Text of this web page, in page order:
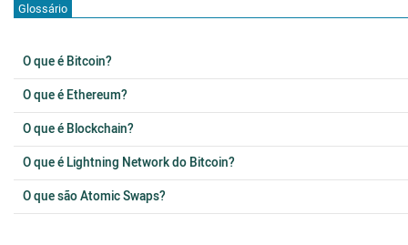
Glossário
O que é Bitcoin?
O que é Ethereum?
O que é Blockchain?
O que é Lightning Network do Bitcoin?
O que são Atomic Swaps?